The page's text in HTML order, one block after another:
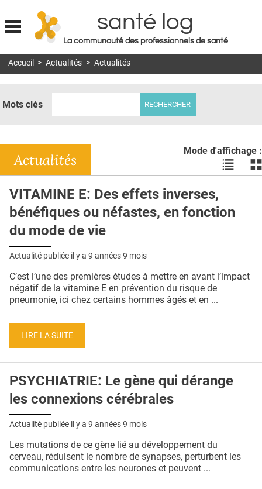
Jump to navigation
santé log
La communauté des professionnels de santé
MON COMPTE
DOSSIERS
RÉSEAUX
E-REVUE SAD
L'APP
PUBLICITÉ
CONTACT
Accueil > Actualités > Actualités
Mots clés
Mode d'affichage :
Voir
les
liste
les
Actualités
VITAMINE E: Des effets inverses,
bénéfiques ou néfastes, en fonction
du mode de vie
Actualité publiée il y a 9 années 9 mois
C’est l’une des premières études à mettre en avant l’impact
négatif de la vitamine E en prévention du risque de
pneumonie, ici chez certains hommes âgés et en ...
LIRE LA SUITE
PSYCHIATRIE: Le gène qui dérange
les connexions cérébrales
Actualité publiée il y a 9 années 9 mois
Les mutations de ce gène lié au développement du
cerveau, réduisent le nombre de synapses, perturbent les
communications entre les neurones et peuvent ...